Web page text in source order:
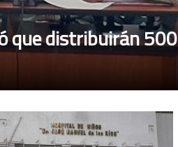
que distribuirán 500